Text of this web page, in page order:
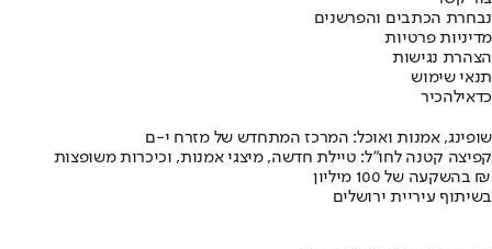
נבחרת הכתבים והפרשנים
מדיניות פרטיות
הצהרת נגישות
תנאי שימוש
כדאילהכיר
שופינג, אמנות ואוכל: המרכז המתחדש של מזרח י-ם
קפיצה קטנה לחו"ל: טיילת חדשה, מיצגי אמנות, וכיכרות משופצות
בהשקעה של 100 מיליון ₪
בשיתוף עיריית ירושלים